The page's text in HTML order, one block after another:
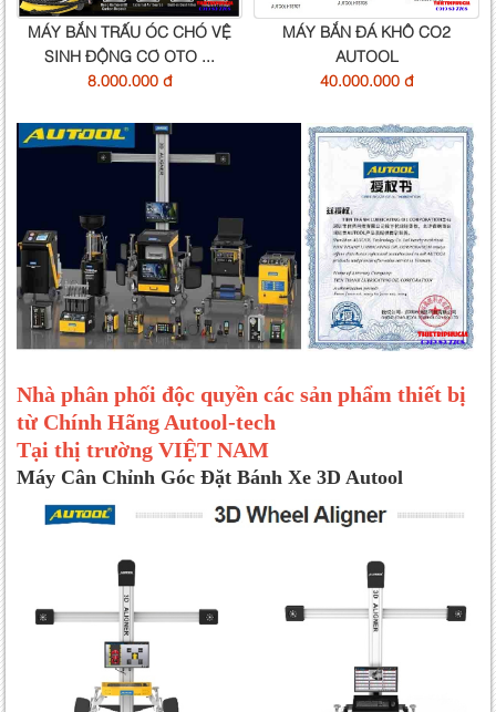
MÁY BẮN TRẤU ÓC CHÓ VỆ
SINH ĐỘNG CƠ OTO ...
8.000.000 đ
MÁY BẮN ĐÁ KHÔ CO2
AUTOOL
40.000.000 đ
Nhà phân phối độc quyền các sản phẩm thiết bị
từ Chính Hãng Autool-tech
Tại thị trường VIỆT NAM
Máy Cân Chỉnh Góc Đặt Bánh Xe 3D Autool